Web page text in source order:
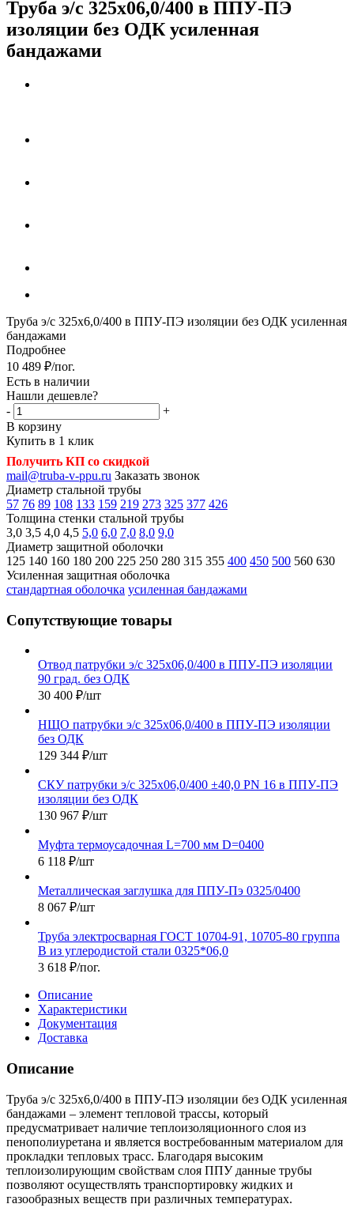
Труба э/с 325х06,0/400 в ППУ-ПЭ
изоляции без ОДК усиленная
бандажами
Труба э/с 325х6,0/400 в ППУ-ПЭ изоляции без ОДК усиленная
бандажами
Подробнее
10 489 ₽/пог.
Есть в наличии
Нашли дешевле?
-
+
В корзину
Купить в 1 клик
Получить КП со скидкой
mail@truba-v-ppu.ru Заказать звонок
Диаметр стальной трубы
57 76 89 108 133 159 219 273 325 377 426
Толщина стенки стальной трубы
3,0 3,5 4,0 4,5 5,0 6,0 7,0 8,0 9,0
Диаметр защитной оболочки
125 140 160 180 200 225 250 280 315 355 400 450 500 560 630
Усиленная защитная оболочка
стандартная оболочка усиленная бандажами
Сопутствующие товары
Отвод патрубки э/с 325х06,0/400 в ППУ-ПЭ изоляции
90 град. без ОДК
30 400 ₽/шт
НЩО патрубки э/с 325х06,0/400 в ППУ-ПЭ изоляции
без ОДК
129 344 ₽/шт
СКУ патрубки э/с 325х06,0/400 ±40,0 PN 16 в ППУ-ПЭ
изоляции без ОДК
130 967 ₽/шт
Муфта термоусадочная L=700 мм D=0400
6 118 ₽/шт
Металлическая заглушка для ППУ-Пэ 0325/0400
8 067 ₽/шт
Труба электросварная ГОСТ 10704-91, 10705-80 группа
В из углеродистой стали 0325*06,0
3 618 ₽/пог.
Описание
Характеристики
Документация
Доставка
Описание
Труба э/с 325х6,0/400 в ППУ-ПЭ изоляции без ОДК усиленная
бандажами – элемент тепловой трассы, который
предусматривает наличие теплоизоляционного слоя из
пенополиуретана и является востребованным материалом для
прокладки тепловых трасс. Благодаря высоким
теплоизолирующим свойствам слоя ППУ данные трубы
позволяют осуществлять транспортировку жидких и
газообразных веществ при различных температурах.